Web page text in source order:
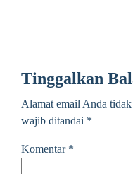
Tinggalkan
Alamat email Anda
wajib ditandai *
Komentar *